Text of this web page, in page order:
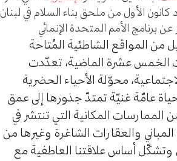
كانون الأول من ملحق بناء السلام في لبنان
عن برنامج الأمم المتحدة الإنمائي
وعدد قليل من المواقع الشاطئية المُتاحة
الخمس عشرة الماضية، تعدّدت
محوّلة الأحياء الحضرية
عامّة غنيّة تمتدّ جذورها إلى عمق
المكانية التي تنتشر في
والعقارات الشاغرة وغيرها من
وتشكّل أساس علاقتنا العاطفية مع